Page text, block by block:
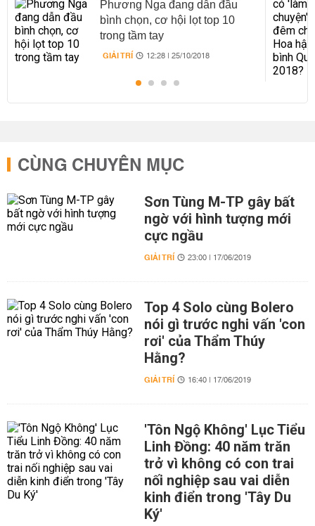
Phương Nga đang dẫn đầu
bình chọn, cơ hội lọt top 10
trong tầm tay
GIẢI TRÍ 12:28 | 25/10/2018
CÙNG CHUYÊN MỤC
Sơn Tùng M-TP gây bất
ngờ với hình tượng mới
cực ngầu
GIẢI TRÍ 23:00 | 17/06/2019
Top 4 Solo cùng Bolero
nói gì trước nghi vấn 'con
rơi' của Thẩm Thúy
Hằng?
GIẢI TRÍ 16:40 | 17/06/2019
'Tôn Ngộ Không' Lục Tiểu
Linh Đồng: 40 năm trăn
trở vì không có con trai
nối nghiệp sau vai diễn
kinh điển trong 'Tây Du
Ký'